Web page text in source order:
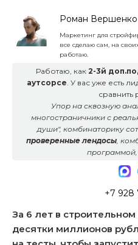
Роман Вершенко
Маркетинг для
все сделаю сам, на
работаю.
Работаю, как 2-3й
аутсорсе. У вас уже есть
сравнить
Упор на сквозную
многостраничники с
души", комбинаторику
проверенные лендосы,
+7 928
За 6 лет в
десятки миллионов